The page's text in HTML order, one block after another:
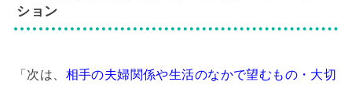
ション
「次は、 相手の夫婦関係や生活のなかで望むもの・大切